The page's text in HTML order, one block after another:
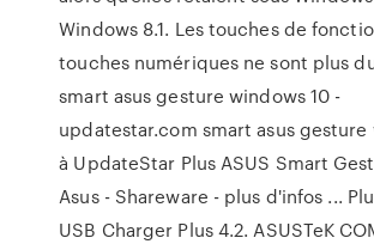
Windows 8.1. Les touches de
touches numériques ne sont plus
smart asus gesture windows 10 -
updatestar.com smart asus gesture
à UpdateStar Plus ASUS Smart
Asus - Shareware - plus d'infos ...
USB Charger Plus 4.2. ASUSTeK